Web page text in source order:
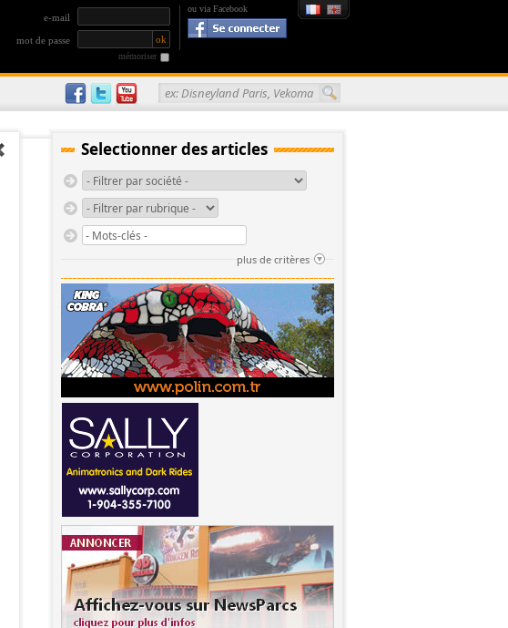
ou via Facebook
e-mail
mot de passe
mémoriser
ex: Disneyland Paris, Vekoma
Selectionner des articles
plus de critères